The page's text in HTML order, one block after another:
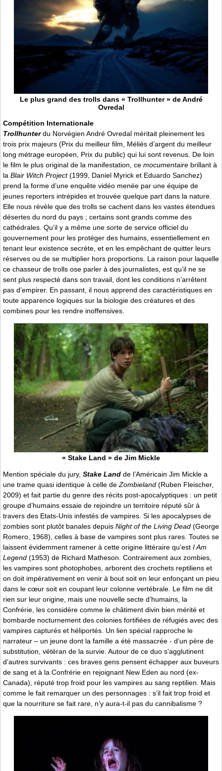
Le plus grand des trolls dans « Trollhunter » de André
Ovredal
Compétition Internationale
Trollhunter du Norvégien André Ovredal méritait pleinement les
trois prix majeurs (Prix du meilleur film, Méliès d’argent du meilleur
long métrage européen, Prix du public) qui lui sont revenus. De loin
le film le plus original de la manifestation, ce mocumentaire brillant à
la Blair Witch Project(1999, Daniel Myrick et Eduardo Sanchez)
prend la forme d’une enquête vidéo menée par une équipe de
jeunes reporters intrépides et trouvée quelque part dans la nature.
Elle nous révèle que des trolls se cachent dans les vastes étendues
désertes du nord du pays ; certains sont grands comme des
cathédrales. Qu’il y a même une sorte de service officiel du
gouvernement pour les protéger des humains, essentiellement en
tenant leur existence secrète, et en les empêchant de quitter leurs
réserves ou de se multiplier hors proportions. La raison pour laquelle
ce chasseur de trolls ose parler à des journalistes, est qu’il ne se
sent plus respecté dans son travail, dont les conditions n’arrêtent
pas d’empirer. En passant, il nous apprend des caractéristiques en
toute apparence logiques sur la biologie des créatures et des
combines pour les rendre inoffensives.
« Stake Land » de Jim Mickle
Mention spéciale du jury, Stake Land de l’Américain Jim Mickle a
une trame quasi identique à celle de Zombieland (Ruben Fleischer,
2009) et fait partie du genre des récits post-apocalyptiques : un petit
groupe d’humains essaie de rejoindre un territoire réputé sûr à
travers des Etats-Unis infestés de vampires. Si les apocalypses de
zombies sont plutôt banales depuis Night of the Living Dead (George
Romero, 1968), celles à base de vampires sont plus rares. Toutes se
laissent évidemment ramener à cette origine littéraire qu’est I Am
Legend (1953) de Richard Matheson. Contrairement aux zombies,
les vampires sont photophobes, arborent des crochets reptiliens et
on doit impérativement en venir à bout soit en leur enfonçant un pieu
dans le cœur soit en coupant leur colonne vertébrale. Le film ne dit
rien sur leur origine, mais une nouvelle secte d’humains, la
Confrérie, les considère comme le châtiment divin bien mérité et
bombarde nocturnement des colonies fortifiées de réfugiés avec des
vampires capturés et héliportés. Un lien spécial rapproche le
narrateur – un jeune dont la famille a été massacrée - d’un père de
substitution, vétéran de la survie. Autour de ce duo s’agglutinent
d’autres survivants : ces braves gens pensent échapper aux buveurs
de sang et à la Confrérie en rejoignant New Eden au nord (ex-
Canada), réputé trop froid pour les vampires au sang reptilien. Mais
comme le fait remarquer un des personnages : s’il fait trop froid et
que la nourriture se fait rare, n’y aura-t-il pas du cannibalisme ?